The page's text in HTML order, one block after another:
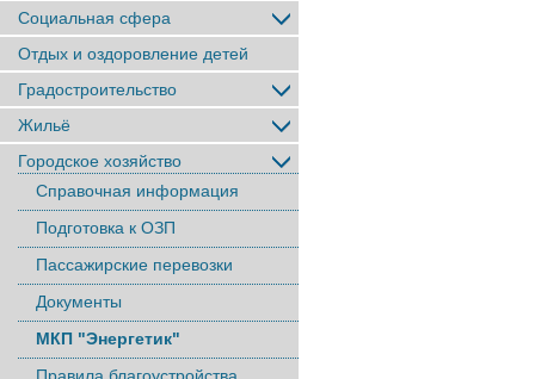
Социальная сфера
Отдых и оздоровление детей
Градостроительство
Жильё
Городское хозяйство
Справочная информация
Подготовка к ОЗП
Пассажирские перевозки
Документы
МКП "Энергетик"